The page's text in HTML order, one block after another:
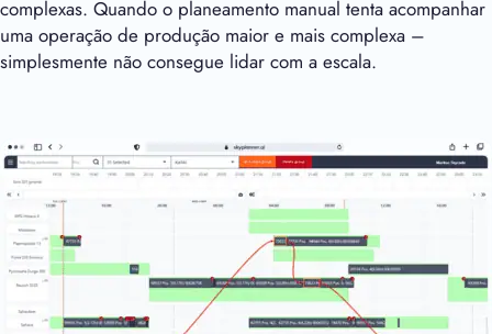
complexas. Quando o planeamento manual tenta acompanhar
uma operação de produção maior e mais complexa –
simplesmente não consegue lidar com a escala.